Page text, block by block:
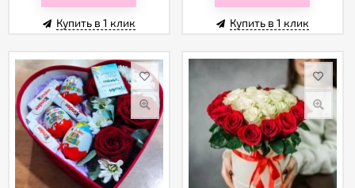
Купить в 1 клик Купить в 1 клик